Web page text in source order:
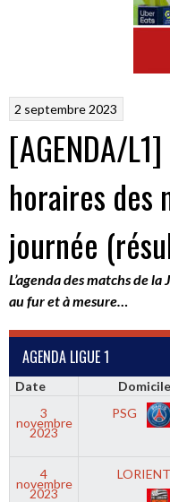
2 septembre 2023
[AGENDA/
horaires des
journée
L’agenda des matchs de
au fur et à mesure…
AGENDA LIGUE 1
Date Domicile
3
novembre
2023
PSG
4
novembre
2023
LORIENT